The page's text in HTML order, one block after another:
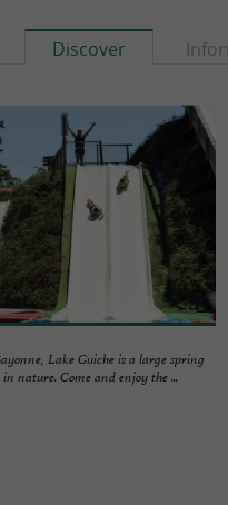
Discover
Lake Guiche is a large spring
nature. Come and enjoy the ...